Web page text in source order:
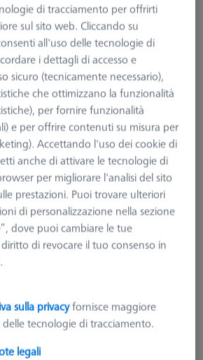
di tracciamento per offrirti
sul sito web. Cliccando su
all'uso delle tecnologie di
i dettagli di accesso e
sicuro (tecnicamente necessario),
che ottimizzano la funzionalità
per fornire funzionalità
e per offrire contenuti su misura per
Accettando l'uso dei cookie di
anche di attivare le tecnologie di
per migliorare l'analisi del sito
prestazioni. Puoi trovare ulteriori
di personalizzazione nella sezione
dove puoi cambiare le tue
di revocare il tuo consenso in
sulla privacyfornisce maggiore
tecnologie di tracciamento.
legali